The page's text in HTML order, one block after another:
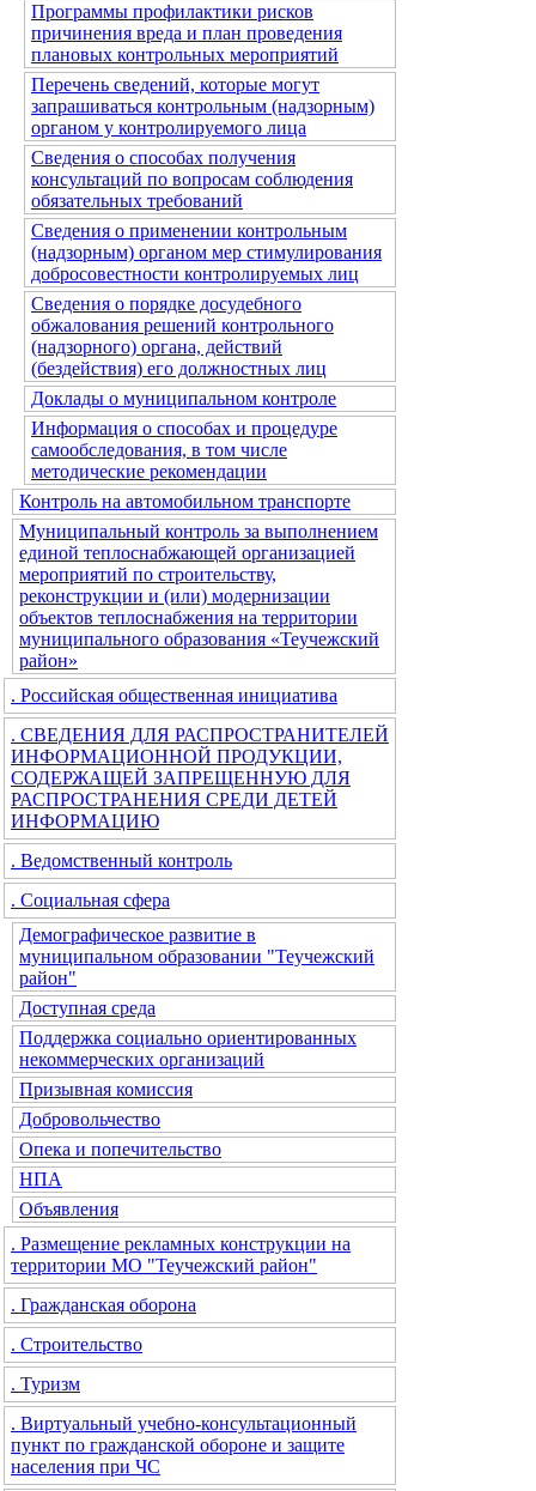
Программы профилактики рисков
причинения вреда и план проведения
плановых контрольных мероприятий
Перечень сведений, которые могут
запрашиваться контрольным (надзорным)
органом у контролируемого лица
Сведения о способах получения
консультаций по вопросам соблюдения
обязательных требований
Сведения о применении контрольным
(надзорным) органом мер стимулирования
добросовестности контролируемых лиц
Сведения о порядке досудебного
обжалования решений контрольного
(надзорного) органа, действий
(бездействия) его должностных лиц
Доклады о муниципальном контроле
Информация о способах и процедуре
самообследования, в том числе
методические рекомендации
Контроль на автомобильном транспорте
Муниципальный контроль за выполнением
единой теплоснабжающей организацией
мероприятий по строительству,
реконструкции и (или) модернизации
объектов теплоснабжения на территории
муниципального образования «Теучежский
район»
. Российская общественная инициатива
. СВЕДЕНИЯ ДЛЯ РАСПРОСТРАНИТЕЛЕЙ
ИНФОРМАЦИОННОЙ ПРОДУКЦИИ,
СОДЕРЖАЩЕЙ ЗАПРЕЩЕННУЮ ДЛЯ
РАСПРОСТРАНЕНИЯ СРЕДИ ДЕТЕЙ
ИНФОРМАЦИЮ
. Ведомственный контроль
. Социальная сфера
Демографическое развитие в
муниципальном образовании "Теучежский
район"
Доступная среда
Поддержка социально ориентированных
некоммерческих организаций
Призывная комиссия
Добровольчество
Опека и попечительство
НПА
Объявления
. Размещение рекламных конструкции на
территории МО "Теучежский район"
. Гражданская оборона
. Строительство
. Туризм
. Виртуальный учебно-консультационный
пункт по гражданской обороне и защите
населения при ЧС